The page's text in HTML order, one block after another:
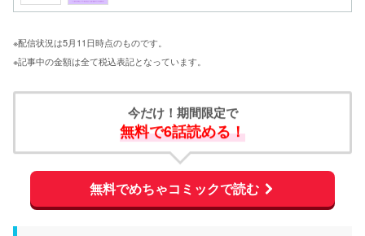
※配信状況は5月11日時点のものです。
※記事中の金額は全て税込表記となっています。
今だけ！期間限定で
無料で6話読める！
無料でめちゃコミックで読む